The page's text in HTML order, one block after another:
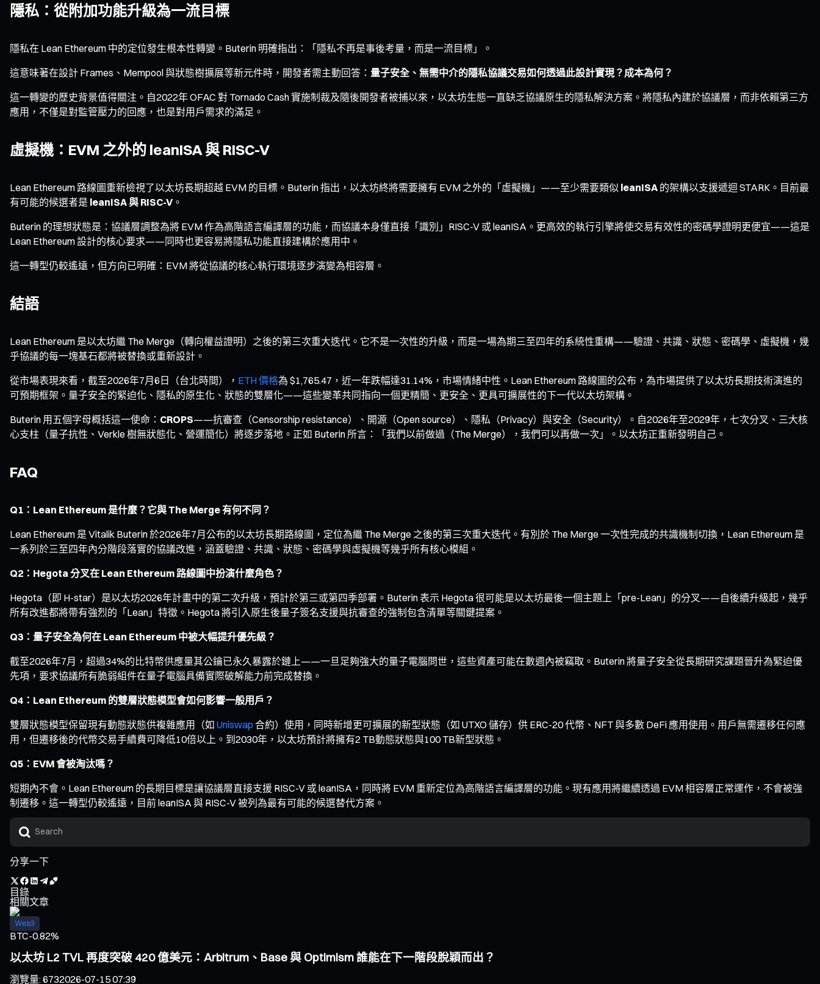
隱私：從附加功能升級為一流目標
隱私在 Lean Ethereum 中的定位發生根本性轉變。Buterin 明確指出：「隱私不再是事後考量，而是一流目標」。
這意味著在設計 Frames、Mempool 與狀態樹擴展等新元件時，開發者需主動回答： 量子安全、無需中介的隱私協議交易如何透過此設計實現？成本為何？
這一轉變的歷史背景值得關注。自2022年 OFAC 對 Tornado Cash 實施制裁及隨後開發者被捕以來，以太坊生態一直缺乏協議原生的隱私解決方案。將隱私內建於協議層，而非依賴第三方
應用，不僅是對監管壓力的回應，也是對用戶需求的滿足。
虛擬機：EVM 之外的 leanISA 與 RISC-V
Lean Ethereum 路線圖重新檢視了以太坊長期超越 EVM 的目標。Buterin 指出，以太坊終將需要擁有 EVM 之外的「虛擬機」——至少需要類似 leanISA 的架構以支援遞迴 STARK。目前最
有可能的候選者是 leanISA 與 RISC-V 。
Buterin 的理想狀態是：協議層調整為將 EVM 作為高階語言編譯層的功能，而協議本身僅直接「識別」RISC-V 或 leanISA。更高效的執行引擎將使交易有效性的密碼學證明更便宜——這是
Lean Ethereum 設計的核心要求——同時也更容易將隱私功能直接建構於應用中。
這一轉型仍較遙遠，但方向已明確：EVM 將從協議的核心執行環境逐步演變為相容層。
結語
Lean Ethereum 是以太坊繼 The Merge（轉向權益證明）之後的第三次重大迭代。它不是一次性的升級，而是一場為期三至四年的系統性重構——驗證、共識、狀態、密碼學、虛擬機，幾
乎協議的每一塊基石都將被替換或重新設計。
從市場表現來看，截至2026年7月6日（台北時間）， ETH 價格為 $1,765.47，近一年跌幅達31.14%，市場情緒中性。Lean Ethereum 路線圖的公布，為市場提供了以太坊長期技術演進的
可預期框架。量子安全的緊迫化、隱私的原生化、狀態的雙層化——這些變革共同指向一個更精簡、更安全、更具可擴展性的下一代以太坊架構。
Buterin 用五個字母概括這一使命： CROPS——抗審查（Censorship resistance）、開源（Open source）、隱私（Privacy）與安全（Security）。自2026年至2029年，七次分叉、三大核
心支柱（量子抗性、Verkle 樹無狀態化、營運簡化）將逐步落地。正如 Buterin 所言：「我們以前做過（The Merge），我們可以再做一次」。以太坊正重新發明自己。
FAQ
Q1：Lean Ethereum 是什麼？它與 The Merge 有何不同？
Lean Ethereum 是 Vitalik Buterin 於2026年7月公布的以太坊長期路線圖，定位為繼 The Merge 之後的第三次重大迭代。有別於 The Merge 一次性完成的共識機制切換，Lean Ethereum 是
一系列於三至四年內分階段落實的協議改進，涵蓋驗證、共識、狀態、密碼學與虛擬機等幾乎所有核心模組。
Q2：Hegota 分叉在 Lean Ethereum 路線圖中扮演什麼角色？
Hegota（即 H-star）是以太坊2026年計畫中的第二次升級，預計於第三或第四季部署。Buterin 表示 Hegota 很可能是以太坊最後一個主題上「pre-Lean」的分叉——自後續升級起，幾乎
所有改進都將帶有強烈的「Lean」特徵。Hegota 將引入原生後量子簽名支援與抗審查的強制包含清單等關鍵提案。
Q3：量子安全為何在 Lean Ethereum 中被大幅提升優先級？
截至2026年7月，超過34%的比特幣供應量其公鑰已永久暴露於鏈上——一旦足夠強大的量子電腦問世，這些資產可能在數週內被竊取。Buterin 將量子安全從長期研究課題晉升為緊迫優
先項，要求協議所有脆弱組件在量子電腦具備實際破解能力前完成替換。
Q4：Lean Ethereum 的雙層狀態模型會如何影響一般用戶？
雙層狀態模型保留現有動態狀態供複雜應用（如 Uniswap 合約）使用，同時新增更可擴展的新型狀態（如 UTXO 儲存）供 ERC-20 代幣、NFT 與多數 DeFi 應用使用。用戶無需遷移任何應
用，但遷移後的代幣交易手續費可降低10倍以上。到2030年，以太坊預計將擁有2 TB動態狀態與100 TB新型狀態。
Q5：EVM 會被淘汰嗎？
短期內不會。Lean Ethereum 的長期目標是讓協議層直接支援 RISC-V 或 leanISA，同時將 EVM 重新定位為高階語言編譯層的功能。現有應用將繼續透過 EVM 相容層正常運作，不會被強
制遷移。這一轉型仍較遙遠，目前 leanISA 與 RISC-V 被列為最有可能的候選替代方案。
分享一下
目錄
相關文章
Web3
BTC-0.82%
以太坊 L2 TVL 再度突破 420 億美元：Arbitrum、Base 與 Optimism 誰能在下一階段脫穎而出？
瀏覽量:6732026-07-15 07:39